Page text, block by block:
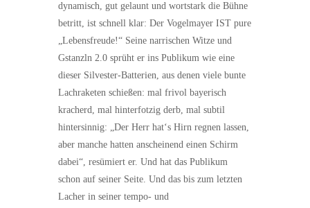
dynamisch, gut gelaunt und wortstark die Bühne
betritt, ist schnell klar: Der Vogelmayer IST pure
„Lebensfreude!“ Seine narrischen Witze und
Gstanzln 2.0 sprüht er ins Publikum wie eine
dieser Silvester-Batterien, aus denen viele bunte
Lachraketen schießen: mal frivol bayerisch
kracherd, mal hinterfotzig derb, mal subtil
hintersinnig: „Der Herr hat‘s Hirn regnen lassen,
aber manche hatten anscheinend einen Schirm
dabei“, resümiert er. Und hat das Publikum
schon auf seiner Seite. Und das bis zum letzten
Lacher in seiner tempo- und